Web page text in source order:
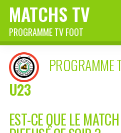
MATCHS TV
PROGRAMME TV FOOT
PROGRAMME
U23
EST-CE QUE LE